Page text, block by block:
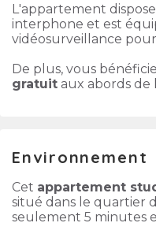
L'appartement
interphone et est
vidéosurveillance
De plus, vous
gratuit aux abords de
Environnement
Cet appartement
situé dans le quartier
seulement 5 minutes